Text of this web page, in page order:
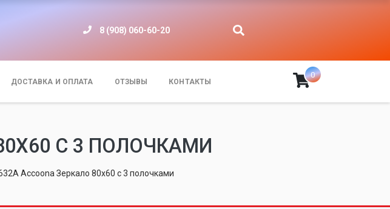
8 (908) 060-60-20
ДОСТАВКА И ОПЛАТА ОТЗЫВЫ КОНТАКТЫ
0
С 3 ПОЛОЧКАМИ
Accoona Зеркало 80x60 с 3 полочками